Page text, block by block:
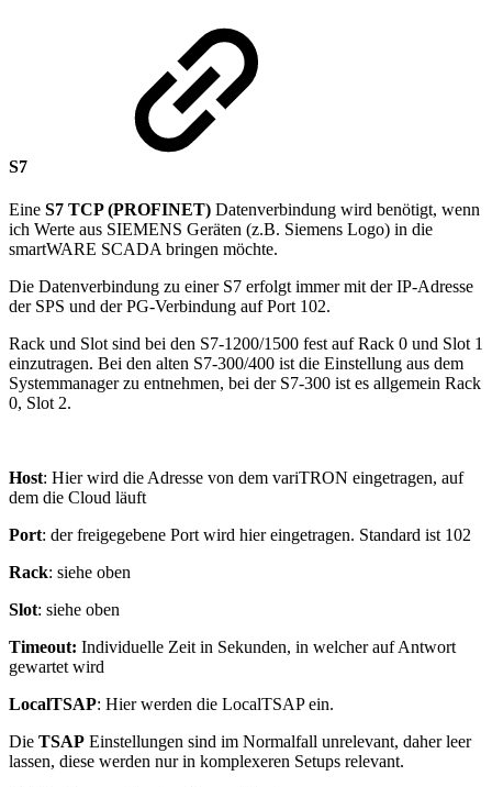
S7
Eine S7 TCP (PROFINET) Datenverbindung wird benötigt, wenn
ich Werte aus SIEMENS Geräten (z.B. Siemens Logo) in die
smartWARE SCADA bringen möchte.
Die Datenverbindung zu einer S7 erfolgt immer mit der IP-Adresse
der SPS und der PG-Verbindung auf Port 102.
Rack und Slot sind bei den S7-1200/1500 fest auf Rack 0 und Slot 1
einzutragen. Bei den alten S7-300/400 ist die Einstellung aus dem
Systemmanager zu entnehmen, bei der S7-300 ist es allgemein Rack
0, Slot 2.
Host: Hier wird die Adresse von dem variTRON eingetragen, auf
dem die Cloud läuft
Port: der freigegebene Port wird hier eingetragen. Standard ist 102
Rack: siehe oben
Slot: siehe oben
Timeout: Individuelle Zeit in Sekunden, in welcher auf Antwort
gewartet wird
LocalTSAP: Hier werden die LocalTSAP ein.
Die TSAP Einstellungen sind im Normalfall unrelevant, daher leer
lassen, diese werden nur in komplexeren Setups relevant.